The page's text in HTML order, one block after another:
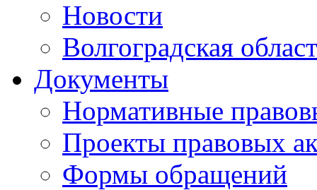
Новости
Волгоградская
Документы
Нормативные
Проекты правовых
Формы обращений